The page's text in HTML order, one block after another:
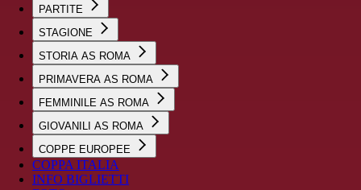
PARTITE
STAGIONE
STORIA AS ROMA
PRIMAVERA AS ROMA
FEMMINILE AS ROMA
GIOVANILI AS ROMA
COPPE EUROPEE
COPPA ITALIA
INFO BIGLIETTI